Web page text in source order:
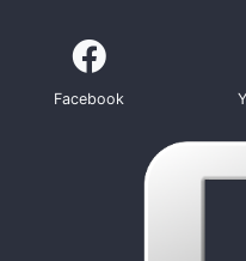
Facebook